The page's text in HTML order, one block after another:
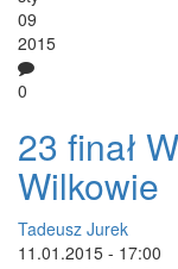
09
2015
0
23 finał
Wilkowie
Tadeusz Jurek
11.01.2015 - 17:00